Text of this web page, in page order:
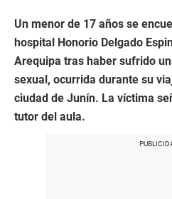
Un menor de 17 años se
hospital Honorio Delgado
Arequipa tras haber sufrido
sexual, ocurrida durante su
ciudad de Junín. La víctima
tutor del aula.